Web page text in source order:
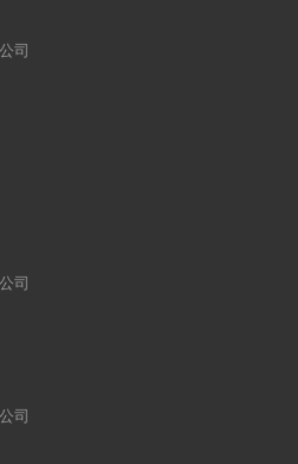
司
司
司